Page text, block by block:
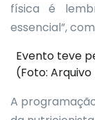
física é
essencial”,
Evento teve
(Foto: Arquivo
A